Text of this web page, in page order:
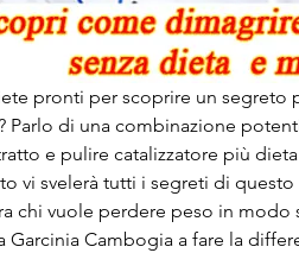
pronti per scoprire un segreto
Parlo di una combinazione
e pulire catalizzatore più
vi svelerà tutti i segreti di
chi vuole perdere peso in modo
Garcinia Cambogia a fare la